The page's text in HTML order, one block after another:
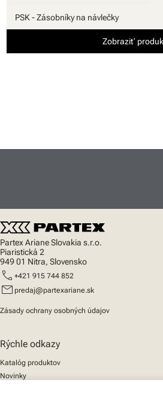
PSK - Zásobníky na návlečky
Zobraziť
Partex Ariane Slovakia s.r.o.
Piaristická 2
949 01 Nitra, Slovensko
call +421 915 744 852
mail predaj@partexariane.sk
Zásady ochrany osobných údajov
Rýchle odkazy
Katalóg produktov
Novinky